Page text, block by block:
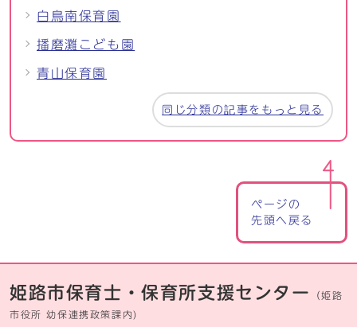
白鳥南保育園
播磨灘こども園
青山保育園
同じ分類の記事をもっと見る
ページの
先頭へ戻る
姫路市保育士・保育所支援センター
（姫路
市役所 幼保連携政策課内)